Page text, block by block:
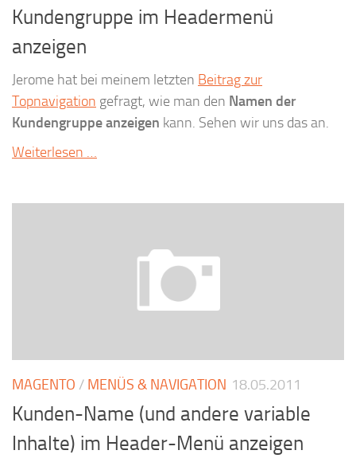
Kundengruppe im Headermenü
anzeigen
Jerome hat bei meinem letzten Beitrag zur
Topnavigation gefragt, wie man den Namen der
Kundengruppe anzeigen kann. Sehen wir uns das an.
Weiterlesen …
MAGENTO / MENÜS & NAVIGATION 18.05.2011
Kunden-Name (und andere variable
Inhalte) im Header-Menü anzeigen